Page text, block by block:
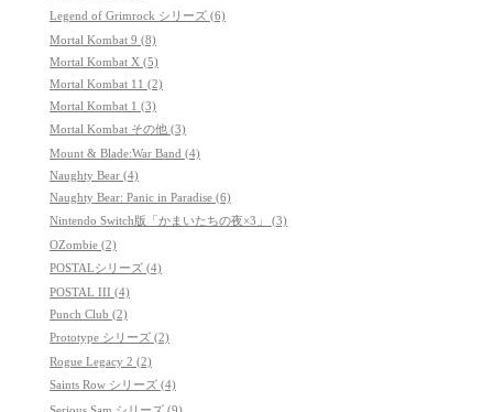
Legend of Grimrock シリーズ (6)
Mortal Kombat 9 (8)
Mortal Kombat X (5)
Mortal Kombat 11 (2)
Mortal Kombat 1 (3)
Mortal Kombat その他 (3)
Mount & Blade:War Band (4)
Naughty Bear (4)
Naughty Bear: Panic in Paradise (6)
Nintendo Switch版「かまいたちの夜×3」 (3)
OZombie (2)
POSTALシリーズ (4)
POSTAL III (4)
Punch Club (2)
Prototype シリーズ (2)
Rogue Legacy 2 (2)
Saints Row シリーズ (4)